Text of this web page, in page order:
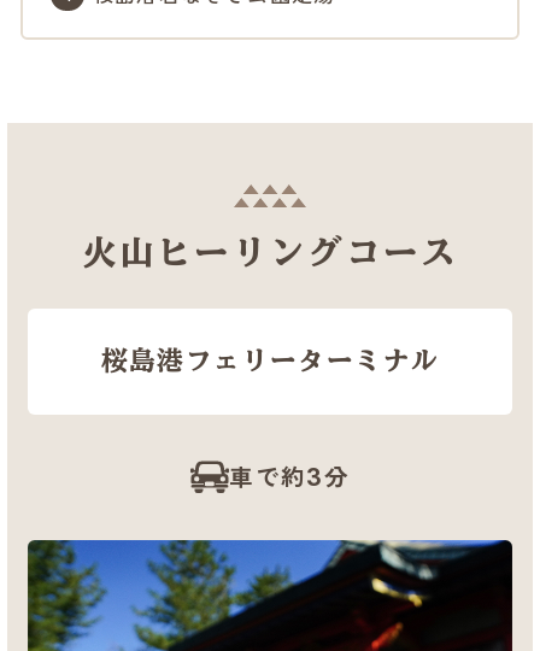
火山ヒーリングコース
桜島港フェリーターミナル
車で約3分